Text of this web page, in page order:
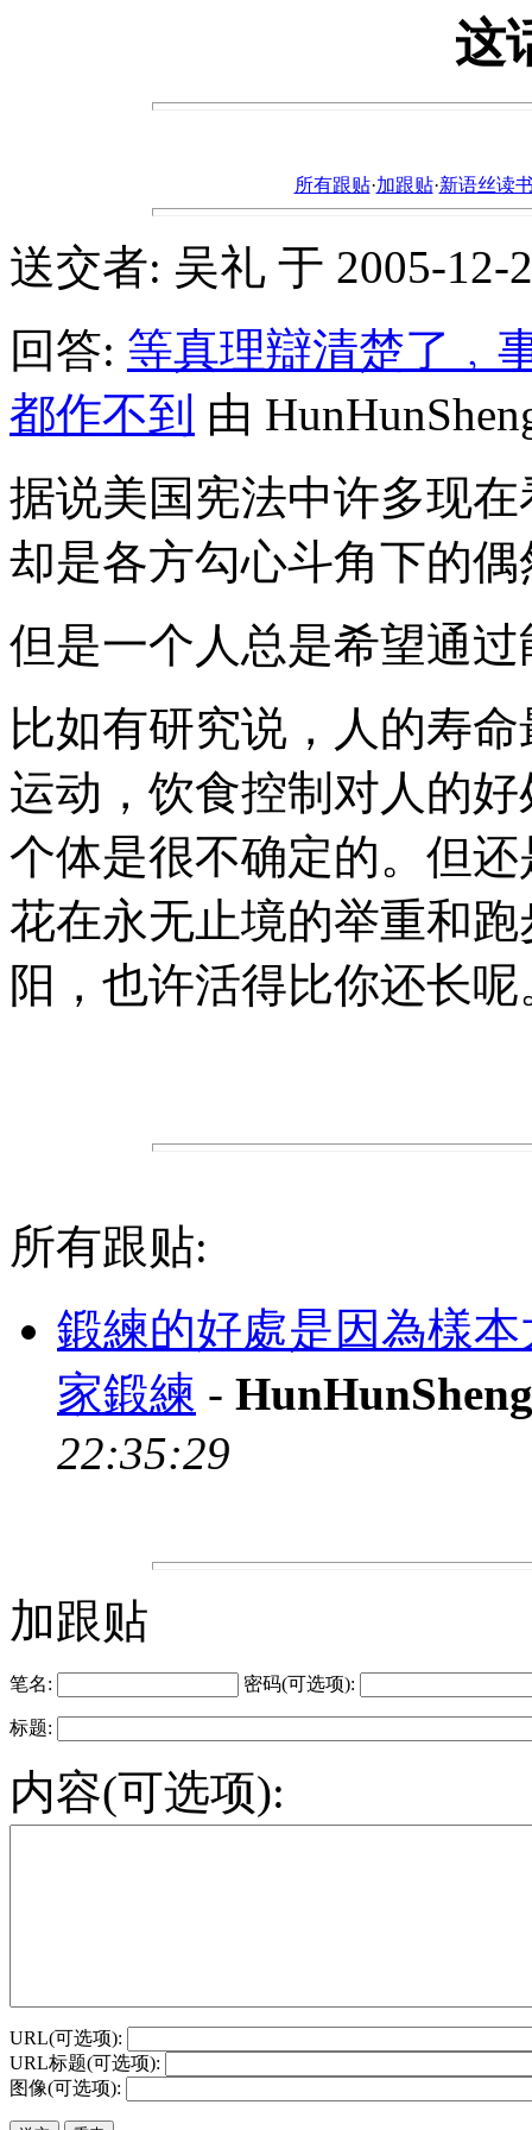
这
所有跟贴·加跟贴·新语丝读
送交者: 吴礼 于 2005-12-
回答: 等真理辯清楚了﹐
都作不到 由
据说美国宪法中许多现
却是各方勾心斗角下的
但是一个人总是希望通
比如有研究说，人的寿
运动，饮食控制对人的
个体是很不确定的。但
花在永无止境的举重和
阳，也许活得比你还长
所有跟贴:
鍛練的好處是因為樣
家鍛練 - HunHunSheng
22:35:29
加跟贴
笔名: 密码(可选项):
标题:
内容(可选项):
URL(可选项):
URL标题(可选项):
图像(可选项):